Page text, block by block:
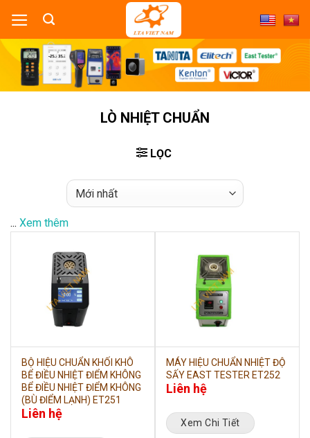
content
LÒ NHIỆT CHUẨN
LỌC
... Xem thêm
BỘ HIỆU CHUẨN KHỐI KHÔ
BỂ ĐIỀU NHIỆT ĐIỂM KHÔNG
BỂ ĐIỀU NHIỆT ĐIỂM KHÔNG
(BÙ ĐIỂM LẠNH) ET251
Liên hệ
MÁY HIỆU CHUẨN NHIỆT ĐỘ
SẤY EAST TESTER ET252
Liên hệ
Xem Chi Tiết